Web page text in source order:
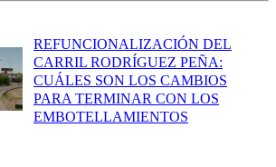
REFUNCIONALIZACIÓN DEL
CARRIL RODRÍGUEZ PEÑA:
CUÁLES SON LOS CAMBIOS
PARA TERMINAR CON LOS
EMBOTELLAMIENTOS